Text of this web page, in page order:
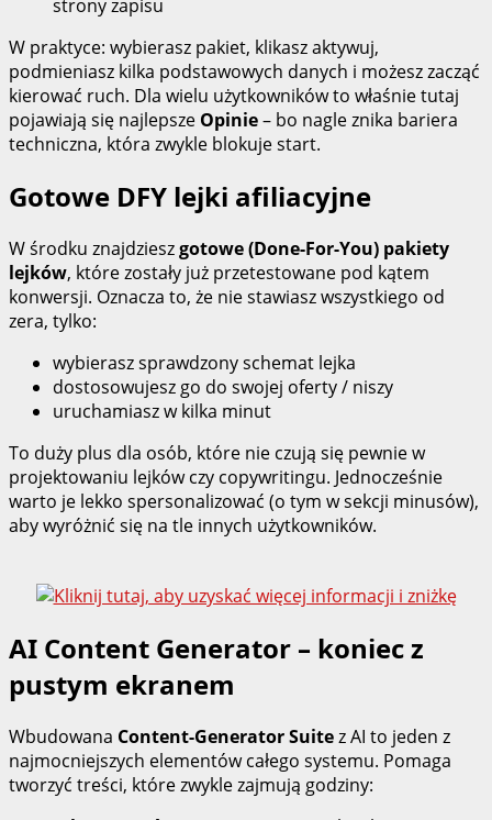
strony zapisu
W praktyce: wybierasz pakiet, klikasz aktywuj,
podmieniasz kilka podstawowych danych i możesz zacząć
kierować ruch. Dla wielu użytkowników to właśnie tutaj
pojawiają się najlepsze Opinie– bo nagle znika bariera
techniczna, która zwykle blokuje start.
Gotowe DFY lejki afiliacyjne
W środku znajdzieszgotowe (Done‑For‑You) pakiety
lejków, które zostały już przetestowane pod kątem
konwersji. Oznacza to, że nie stawiasz wszystkiego od
zera, tylko:
wybierasz sprawdzony schemat lejka
dostosowujesz go do swojej oferty / niszy
uruchamiasz w kilka minut
To duży plus dla osób, które nie czują się pewnie w
projektowaniu lejków czy copywritingu. Jednocześnie
warto je lekko spersonalizować (o tym w sekcji minusów),
aby wyróżnić się na tle innych użytkowników.
AI Content Generator – koniec z
pustym ekranem
Wbudowana Content‑Generator Suitez AI to jeden z
najmocniejszych elementów całego systemu. Pomaga
tworzyć treści, które zwykle zajmują godziny: